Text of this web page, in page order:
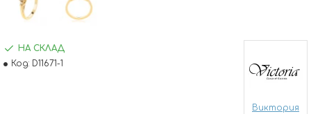
НА СКЛАД
Код: D11671-1
Виктория